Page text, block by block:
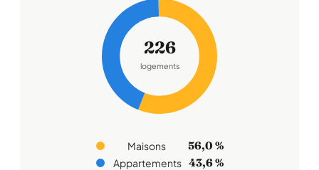
226
logements
Maisons 56,0 %
Appartements 43,6 %